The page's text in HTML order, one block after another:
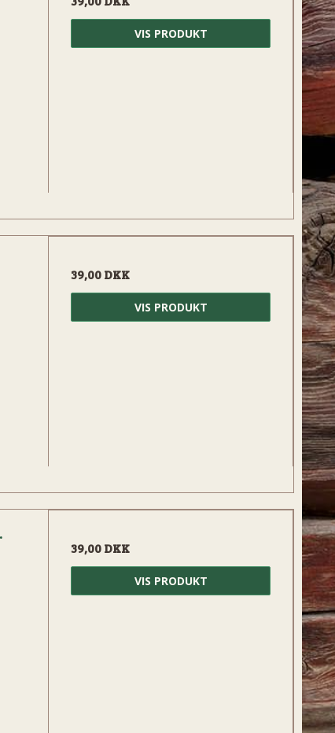
VIS PRODUKT
39,00 DKK
VIS PRODUKT
39,00 DKK
VIS PRODUKT